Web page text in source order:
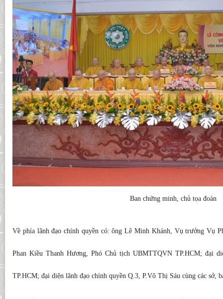
Ban chứng minh, chủ tọa đoàn
Về phía lãnh đạo chính quyền có: ông Lê Minh Khánh, Vụ trưởng Vụ
Phan Kiều Thanh Hương, Phó Chủ tịch UBMTTQVN TP.HCM; đại
TP.HCM; đại diện lãnh đạo chính quyền Q.3, P.Võ Thị Sáu cùng các sở,